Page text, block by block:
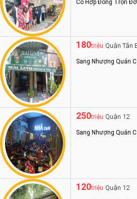
Có Hợp Đồng Trọn
180triệu Quận Tân
Sang Nhượng Quán
250triệu Quận 12
Sang Nhượng Quán
120triệu Quận 12